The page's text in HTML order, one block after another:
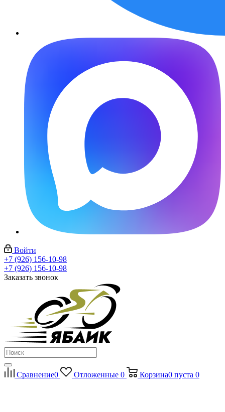
Войти
+7 (926) 156-10-98
+7 (926) 156-10-98
Заказать звонок
Сравнение0 Отложенные 0 Корзина0 пуста 0